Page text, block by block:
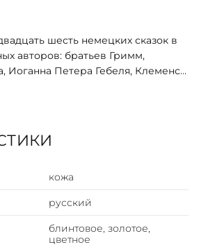
шесть немецких сказок в
авторов: братьев Гримм,
Иоганна Петера Гебеля, Клеменса
Фолкман-Леандера, Вильгельма
сборника проиллюстрированы
рисунками признанного
Зика.
переплёт ручной работы
кожа
русский
блинтовое, золотое,
цветное